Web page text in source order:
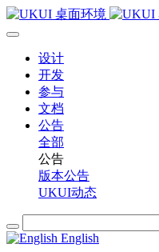
设计
开发
参与
文档
公告
全部
公告
版本公告
UKUI动态
English